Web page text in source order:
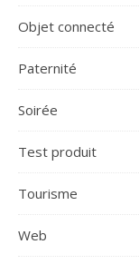
Objet connecté
Paternité
Soirée
Test produit
Tourisme
Web